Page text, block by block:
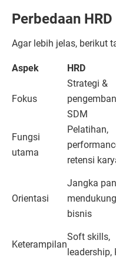
Perbedaan
Agar lebih jelas, berikut
Aspek HRD
Fokus
Strategi &
SDM
Fungsi
utama
Pelatihan,
retensi
Orientasi
Jangka
bisnis
Keterampilan
Soft skills,
leadership,